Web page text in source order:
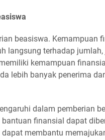
beasiswa. Kemampuan
langsung terhadap jumlah,
kemampuan
lebih banyak penerima
dalam pemberian
finansial dapat
membantu